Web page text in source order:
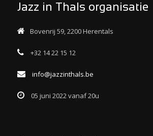
Jazz in Thals organisatie
Bovenrij 59, 2200 Herentals
+32 14 22 15 12
info@jazzinthals.be
05 juni 2022 vanaf 20u